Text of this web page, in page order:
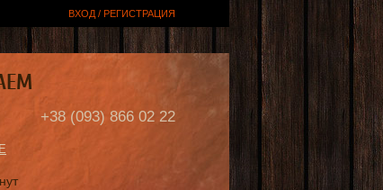
ВХОД / РЕГИСТРАЦИЯ
+38 (093) 866 02 22